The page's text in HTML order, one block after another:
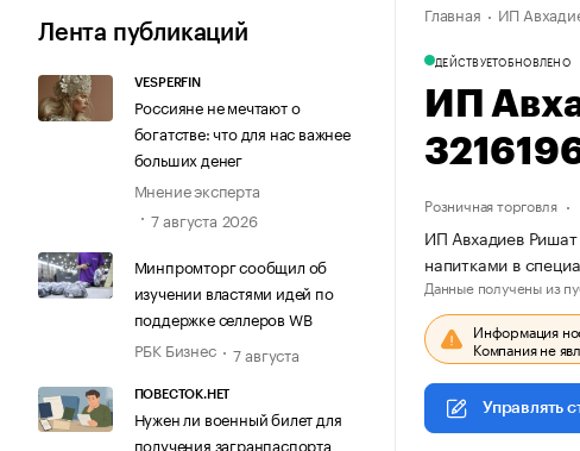
Технологии и медиа Рынок наличной валюты
Лента публикаций
VESPERFIN
Россияне не мечтают о
богатстве: что для нас важнее
больших денег
Мнение эксперта
7 августа 2026
Минпромторг сообщил об
изучении властями идей по
поддержке селлеров WB
РБК Бизнес
7 августа
ПОВЕСТОК.НЕТ
Нужен ли военный билет для
получения загранпаспорта
Главная ИП
ДЕЙСТВУЕТОБНОВЛЕНО
ИП
Розничная торговля
ИП Авхадиев Ришат
напитками в
Данные получены из
Информация
Компания не
Управлять